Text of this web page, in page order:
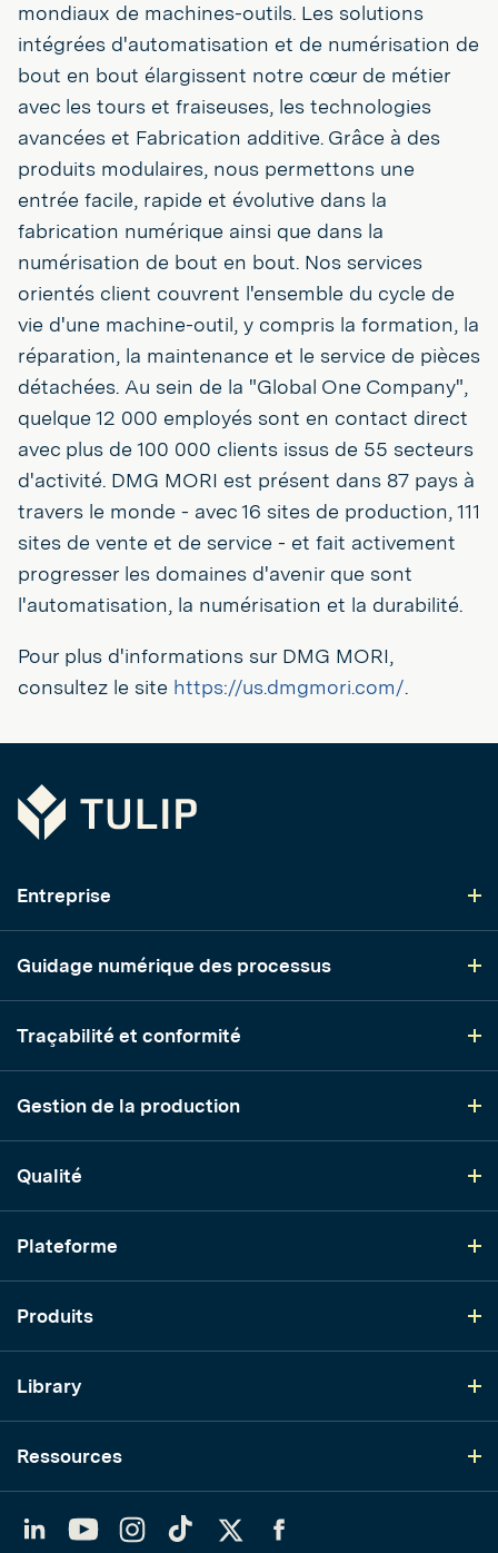
mondiaux de machines-outils. Les solutions
intégrées d'automatisation et de numérisation de
bout en bout élargissent notre cœur de métier
avec les tours et fraiseuses, les technologies
avancées et Fabrication additive. Grâce à des
produits modulaires, nous permettons une
entrée facile, rapide et évolutive dans la
fabrication numérique ainsi que dans la
numérisation de bout en bout. Nos services
orientés client couvrent l'ensemble du cycle de
vie d'une machine-outil, y compris la formation, la
réparation, la maintenance et le service de pièces
détachées. Au sein de la "Global One Company",
quelque 12 000 employés sont en contact direct
avec plus de 100 000 clients issus de 55 secteurs
d'activité. DMG MORI est présent dans 87 pays à
travers le monde - avec 16 sites de production, 111
sites de vente et de service - et fait activement
progresser les domaines d'avenir que sont
l'automatisation, la numérisation et la durabilité.
Pour plus d'informations sur DMG MORI,
consultez le site https://us.dmgmori.com/.
Tulip
Entreprise
Guidage numérique des processus
Traçabilité et conformité
Gestion de la production
Qualité
Plateforme
Produits
Library
Ressources
YouTubeInstagram
TikTok